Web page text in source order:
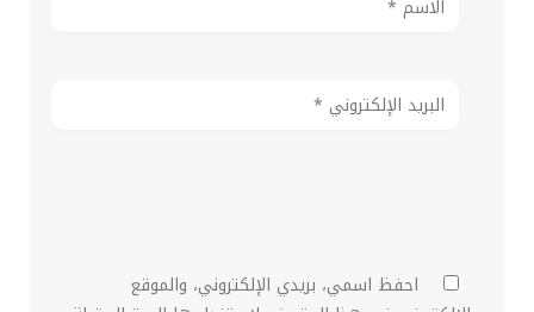
احفظ اسمي، بريدي الإلكتروني، والموقع